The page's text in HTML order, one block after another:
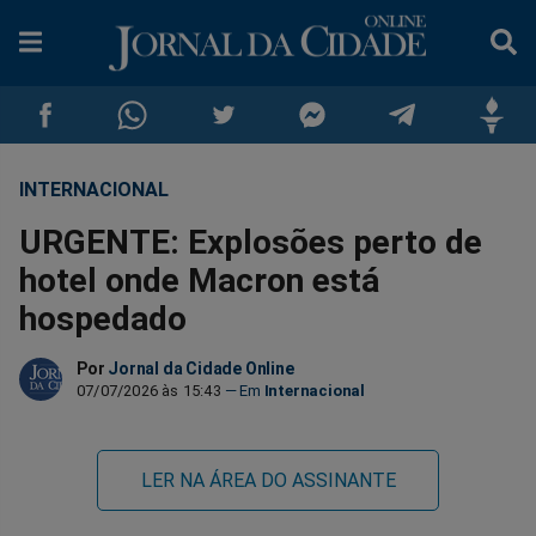
Compartilhar
no
Facebook
Compartilhar
no
Whatsapp
no
Twitter
no
no
no
INTERNACIONAL
URGENTE: Explosões perto de
hotel onde Macron está
hospedado
Por Jornal da Cidade Online
07/07/2026 às 15:43 Internacional
LER NA ÁREA DO ASSINANTE